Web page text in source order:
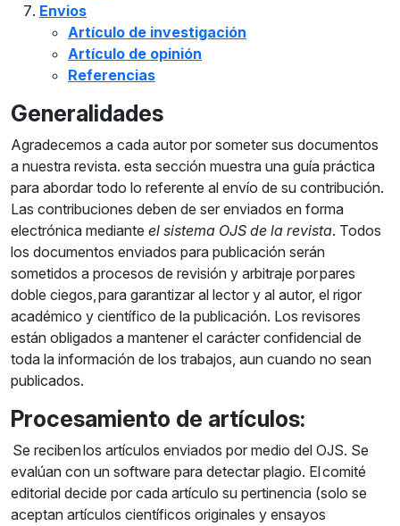
Envios
Artículo de investigación
Artículo de opinión
Referencias
Generalidades
Agradecemos a cada autor por someter sus documentos
a nuestra revista. esta sección muestra una guía práctica
para abordar todo lo referente al envío de su contribución.
Las contribuciones deben de ser enviados en forma
electrónica mediante el sistema OJS de la revista. Todos
los documentos enviados para publicación serán
sometidos a procesos de revisión y arbitraje por pares
doble ciegos, para garantizar al lector y al autor, el rigor
académico y científico de la publicación. Los revisores
están obligados a mantener el carácter confidencial de
toda la información de los trabajos, aun cuando no sean
publicados.
Procesamiento de artículos:
Se reciben los artículos enviados por medio del OJS. Se
evalúan con un software para detectar plagio. El comité
editorial decide por cada artículo su pertinencia (solo se
aceptan artículos científicos originales y ensayos